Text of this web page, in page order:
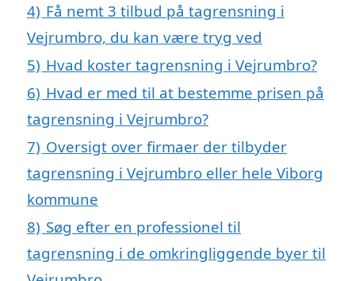
4) Få nemt 3 tilbud på tagrensning i
Vejrumbro, du kan være tryg ved
5) Hvad koster tagrensning i Vejrumbro?
6) Hvad er med til at bestemme prisen på
tagrensning i Vejrumbro?
7) Oversigt over firmaer der tilbyder
tagrensning i Vejrumbro eller hele Viborg
kommune
8) Søg efter en professionel til
tagrensning i de omkringliggende byer til